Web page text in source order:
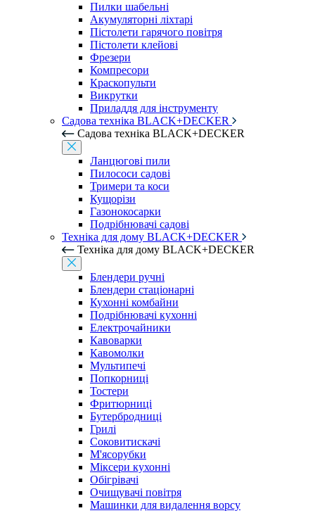
Пилки шабельні
Акумуляторні ліхтарі
Пістолети гарячого повітря
Пістолети клейові
Фрезери
Компресори
Краскопульти
Викрутки
Приладдя для інструменту
Садова техніка BLACK+DECKER
Садова техніка BLACK+DECKER
Ланцюгові пили
Пилососи садові
Тримери та коси
Кущорізи
Газонокосарки
Подрібнювачі садові
Техніка для дому BLACK+DECKER
Техніка для дому BLACK+DECKER
Блендери ручні
Блендери стаціонарні
Кухонні комбайни
Подрібнювачі кухонні
Електрочайники
Кавоварки
Кавомолки
Мультипечі
Попкорниці
Тостери
Фритюрниці
Бутербродниці
Грилі
Соковитискачі
М'ясорубки
Міксери кухонні
Обігрівачі
Очищувачі повітря
Машинки для видалення ворсу